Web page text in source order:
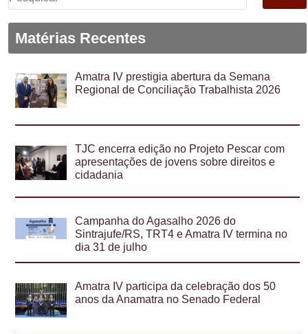
por:
Matérias Recentes
Amatra IV prestigia abertura da Semana
Regional de Conciliação Trabalhista 2026
TJC encerra edição no Projeto Pescar com
apresentações de jovens sobre direitos e
cidadania
Campanha do Agasalho 2026 do
Sintrajufe/RS, TRT4 e Amatra IV termina no
dia 31 de julho
Amatra IV participa da celebração dos 50
anos da Anamatra no Senado Federal